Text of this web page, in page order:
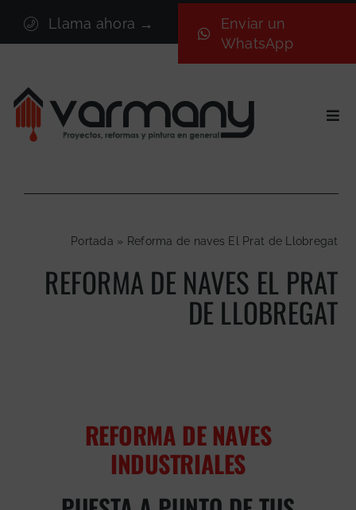
contenido
Llama ahora →
Enviar un
WhatsApp
Sectores
Proyectos
Nosotros
Portada » Reforma de naves El Prat de Llobregat
REFORMA DE NAVES EL PRAT
DE LLOBREGAT
REFORMA DE NAVES
INDUSTRIALES